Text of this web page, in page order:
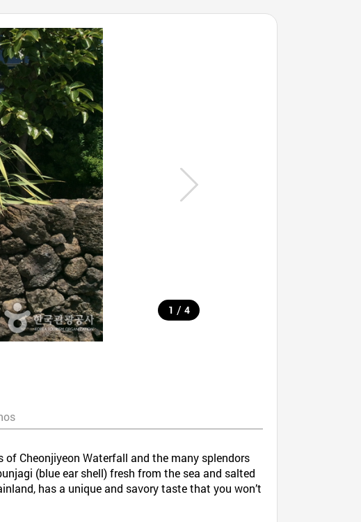
1 / 4
Cheonjiyeon Waterfall and the many splendors
(blue ear shell) fresh from the sea and salted
has a unique and savory taste that you won’t